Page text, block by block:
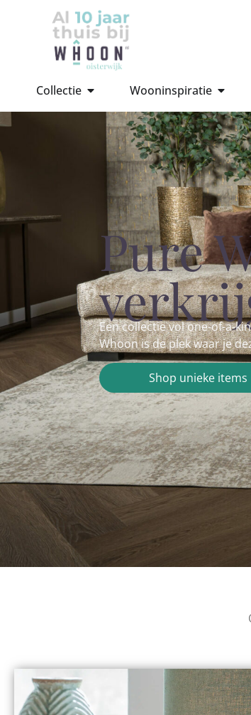
Collectie Wooninspiratie
Pure
Een collectie vol one-of-a-
Whoon is de plek waar je
Shop unieke items